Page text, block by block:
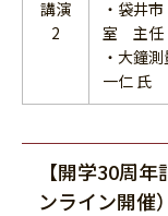
講演
2
・袋井
室 主任
・大鐘
一仁 氏
【開学30周
ンライン開催）